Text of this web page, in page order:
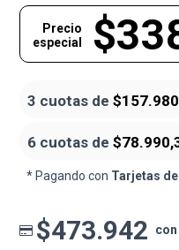
Precio
especial
3 cuotas de
6 cuotas de
* Pagando con Tarjetas
$473.942